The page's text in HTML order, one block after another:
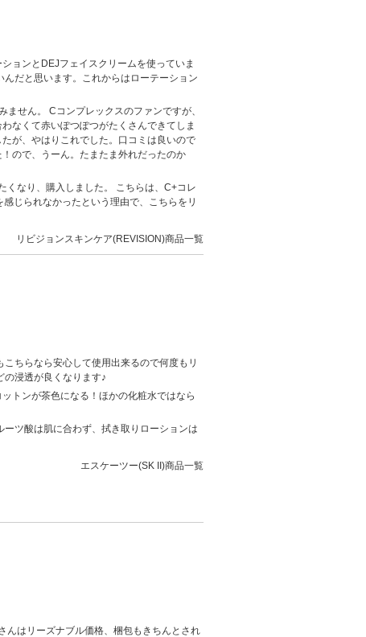
ョンとDEJフェイスクリームを使っていま
だと思います。これからはローテーション
せん。 Cコンプレックスのファンですが、
なくて赤いぽつぽつがたくさんできてしま
が、やはりこれでした。口コミは良いので
ので、うーん。たまたま外れだったのか
くなり、購入しました。 こちらは、C+コレ
じられなかったという理由で、こちらをリ
リビジョンスキンケア(REVISION)商品一覧
ちらなら安心して使用出来るので何度もリ
の浸透が良くなります♪
トンが茶色になる！ほかの化粧水ではなら
ツ酸は肌に合わず、拭き取りローションは
エスケーツー(SK II)商品一覧
んはリーズナブル価格、梱包もきちんとされ